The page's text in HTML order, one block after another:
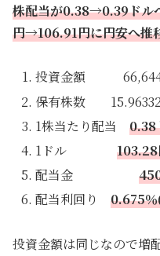
株配当が0.38→0.39ドル
円→106.91円に円安へ推
投資金額
保有株数
1株当たり配当0.38
1ドル
配当金
配当利回り0.675
投資金額は同じなので増